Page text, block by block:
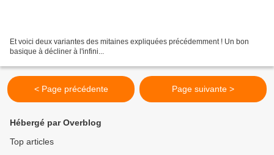
Et voici deux variantes des mitaines expliquées précédemment ! Un bon
basique à décliner à l'infini...
< Page précédente Page suivante >
Hébergé par Overblog
Top articles